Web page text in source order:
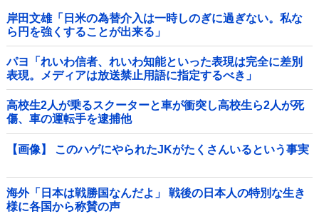
岸田文雄「日米の為替介入は一時しのぎに過ぎない。私な
ら円を強くすることが出来る」
パヨ「れいわ信者、れいわ知能といった表現は完全に差別
表現。メディアは放送禁止用語に指定するべき」
高校生2人が乗るスクーターと車が衝突し高校生ら2人が死
傷、車の運転手を逮捕他
【画像】 このハゲにやられたJKがたくさんいるという事実
海外「日本は戦勝国なんだよ」 戦後の日本人の特別な生き
様に各国から称賛の声